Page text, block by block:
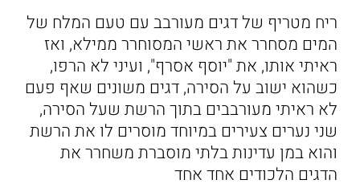
ריח מטריף של דגים מעורבב עם טעם המלח של
המים מסחרר את ראשי המסוחרר ממילא, ואז
ראיתי אותו, את "יוסף אסרף", ועיני לא הרפו,
כשהוא ישוב על הסירה, דגים משונים שאף פעם
לא ראיתי מעורבבים בתוך הרשת שעל הסירה,
שני נערים צעירים במיוחד מוסרים לו את הרשת
והוא במן עדינות בלתי מוסברת משחרר את
הדגים הלכודים אחד אחד